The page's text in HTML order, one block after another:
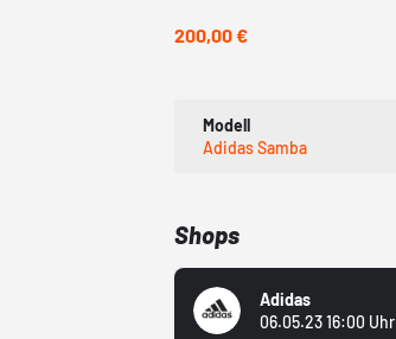
200,00 €
Modell
Adidas Samba
Shops
Adidas
06.05.23 16:00 Uhr